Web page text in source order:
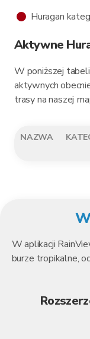
Huragan
Aktywne
W poniższej
aktywnych
trasy na naszej
NAZWA
W aplikacji
burze tropikalne,